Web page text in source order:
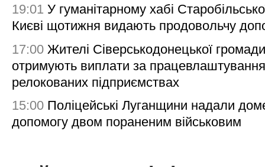
19:01 У гуманітарному хабі
Києві щотижня видають продовольчу
17:00 Жителі Сіверськодонецької
отримують виплати за
релокованих підприємствах
15:00 Поліцейські Луганщини надали
допомогу двом пораненим військовим